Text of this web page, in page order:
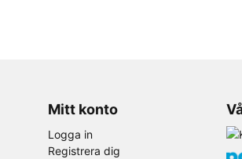
Mitt konto
Logga in
Registrera dig